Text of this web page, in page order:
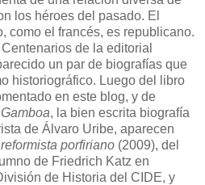
los héroes del pasado. El
como el francés, es republicano.
de la editorial
un par de biografías que
historiográfico. Luego del libro
en este blog, y de
, la bien escrita biografía
de Álvaro Uribe, aparecen
porfiriano (2009), del
de Friedrich Katz en
de Historia del CIDE, y